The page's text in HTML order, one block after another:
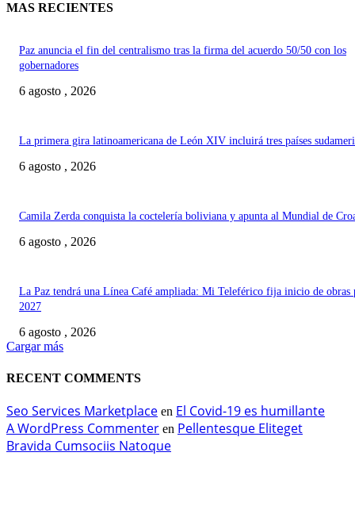
MAS RECIENTES
Paz anuncia el fin del centralismo tras la firma del acuerdo 50/50 con los
gobernadores
6 agosto , 2026
La primera gira latinoamericana de León XIV incluirá tres países
6 agosto , 2026
Camila Zerda conquista la coctelería boliviana y apunta al Mundial de
6 agosto , 2026
La Paz tendrá una Línea Café ampliada: Mi Teleférico fija inicio de obras
2027
6 agosto , 2026
Cargar más
RECENT COMMENTS
Seo Services Marketplace en El Covid-19 es humillante
A WordPress Commenter en Pellentesque Eliteget
Bravida Cumsociis Natoque